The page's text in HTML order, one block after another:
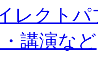
レクト
講演など